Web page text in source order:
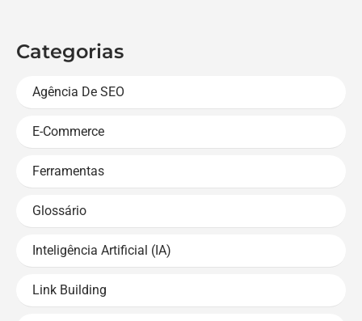
Categorias
Agência De SEO
E-Commerce
Ferramentas
Glossário
Inteligência Artificial (IA)
Link Building